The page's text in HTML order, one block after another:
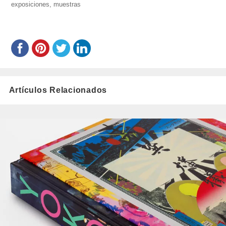
el
exposiciones
muestras
Artículos Relacionados